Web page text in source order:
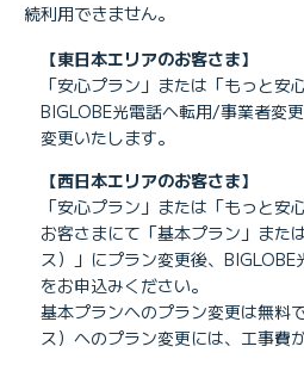
続利用できません。
【東日本エリアのお客さま】
「安心プラン」または「もっと安
BIGLOBE光電話へ転用/事業者変
変更いたします。
【西日本エリアのお客さま】
「安心プラン」または「もっと安
お客さまにて「基本プラン」また
ス）」にプラン変更後、
をお申込みください。
基本プランへのプラン変更は無料
ス）へのプラン変更には、工事費